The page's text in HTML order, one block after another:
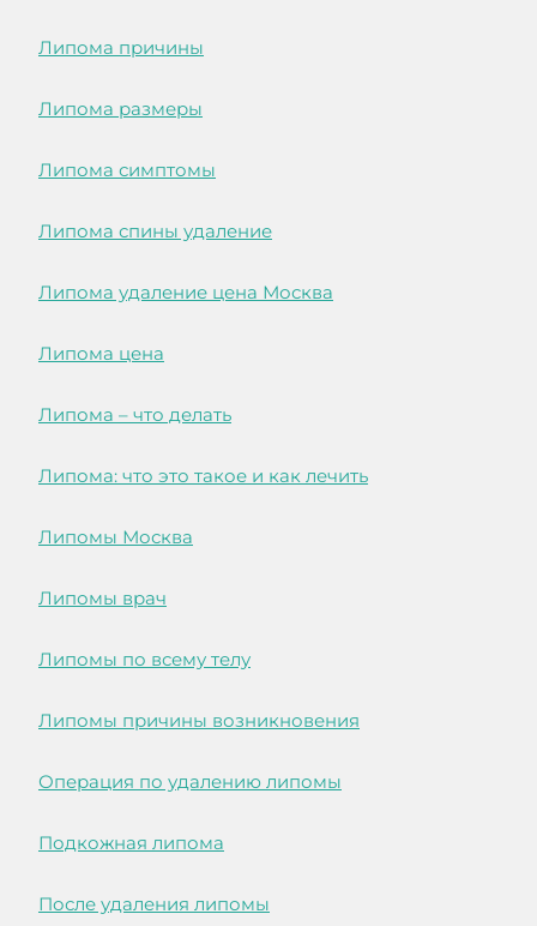
Липома причины
Липома размеры
Липома симптомы
Липома спины удаление
Липома удаление цена Москва
Липома цена
Липома – что делать
Липома: что это такое и как лечить
Липомы Москва
Липомы врач
Липомы по всему телу
Липомы причины возникновения
Операция по удалению липомы
Подкожная липома
После удаления липомы